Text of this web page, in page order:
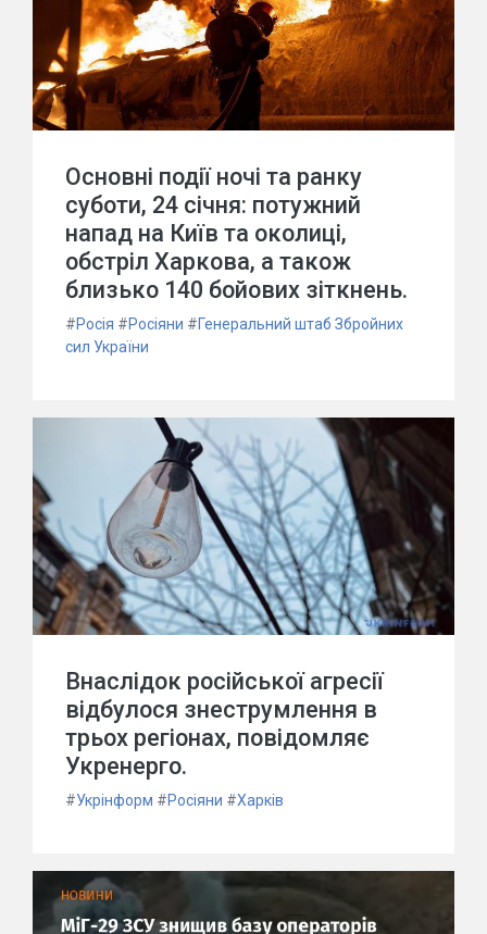
Основні події ночі та ранку
суботи, 24 січня: потужний
напад на Київ та околиці,
обстріл Харкова, а також
близько 140 бойових зіткнень.
#Росія #Росіяни #Генеральний штаб Збройних
сил України
Внаслідок російської агресії
відбулося знеструмлення в
трьох регіонах, повідомляє
Укренерго.
#Укрінформ #Росіяни #Харків